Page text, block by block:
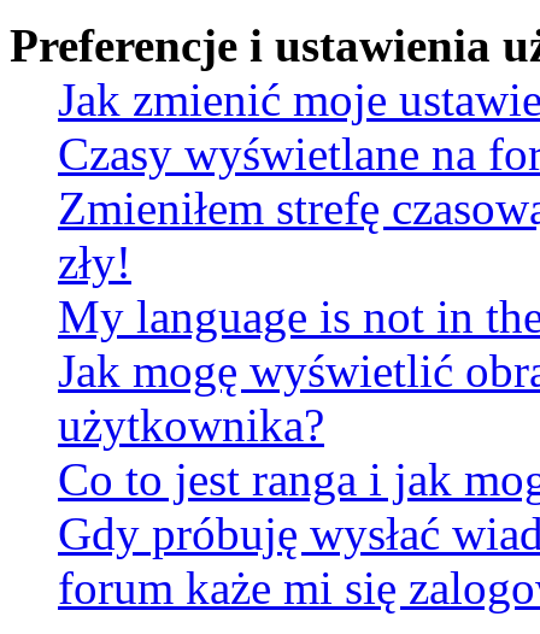
Preferencje i ustawienia
Jak zmienić moje
Czasy wyświetlane na
Zmieniłem strefę
zły!
My language is not in
Jak mogę wyświetlić
użytkownika?
Co to jest ranga i jak
Gdy próbuję wysłać
forum każe mi się